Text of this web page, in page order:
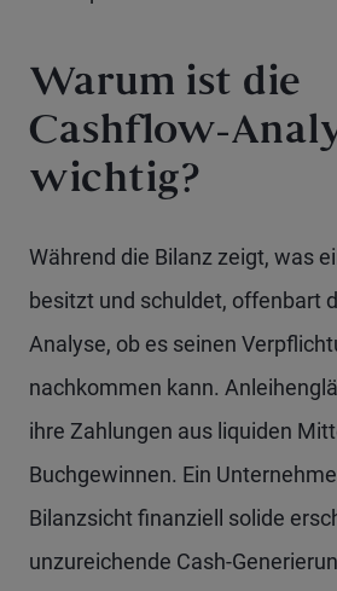
Warum ist die
Cashflow-
wichtig?
Während die Bilanz zeigt, was
besitzt und schuldet, offenbart
Analyse, ob es seinen
nachkommen kann.
ihre Zahlungen aus liquiden
Buchgewinnen. Ein
Bilanzsicht finanziell solide
unzureichende Cash-